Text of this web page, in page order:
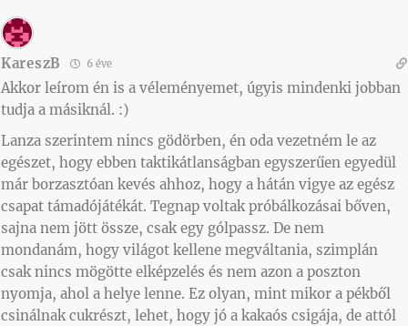
KareszB 6 éve
Akkor leírom én is a véleményemet, úgyis mindenki jobban
tudja a másiknál. :)
Lanza szerintem nincs gödörben, én oda vezetném le az
egészet, hogy ebben taktikátlanságban egyszerűen egyedül
már borzasztóan kevés ahhoz, hogy a hátán vigye az egész
csapat támadójátékát. Tegnap voltak próbálkozásai bőven,
sajna nem jött össze, csak egy gólpassz. De nem
mondanám, hogy világot kellene megváltania, szimplán
csak nincs mögötte elképzelés és nem azon a poszton
nyomja, ahol a helye lenne. Ez olyan, mint mikor a pékből
csinálnak cukrészt, lehet, hogy jó a kakaós csigája, de attól